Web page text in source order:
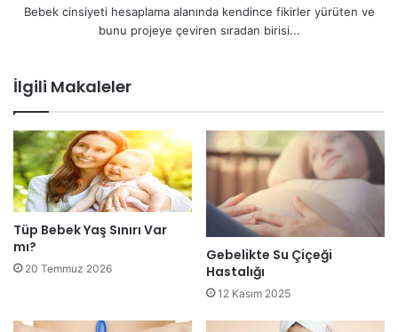
Bebek cinsiyeti hesaplama alanında kendince fikirler yürüten ve
bunu projeye çeviren sıradan birisi...
İlgili Makaleler
Tüp Bebek Yaş Sınırı Var
mı?
20 Temmuz 2026
Gebelikte Su Çiçeği
Hastalığı
12 Kasım 2025